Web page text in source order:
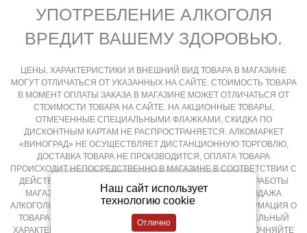
Наш сайт использует
технологию cookie
УПОТРЕБЛЕНИЕ АЛКОГОЛЯ
ВРЕДИТ ВАШЕМУ ЗДОРОВЬЮ.
ЦЕНЫ, ХАРАКТЕРИСТИКИ И ВНЕШНИЙ ВИД ТОВАРА В МАГАЗИНЕ
МОГУТ ОТЛИЧАТЬСЯ ОТ УКАЗАННЫХ НА САЙТЕ. СТОИМОСТЬ ТОВАРА
В МОМЕНТ ОПЛАТЫ ЗАКАЗА В МАГАЗИНЕ МОЖЕТ ОТЛИЧАТЬСЯ ОТ
СТОИМОСТИ ТОВАРА НА САЙТЕ. НА АКЦИОННЫЕ ТОВАРЫ,
ОТМЕЧЕННЫЕ СПЕЦИАЛЬНЫМИ ФЛАЖКАМИ, СКИДКА ПО
ДИСКОНТНЫМ КАРТАМ НЕ РАСПРОСТРАНЯЕТСЯ. АЛКОМАРКЕТ
«ВИНОГРАД» НЕ ОСУЩЕСТВЛЯЕТ ДИСТАНЦИОННУЮ ТОРГОВЛЮ,
ДОСТАВКА ТОВАРА НЕ ПРОИЗВОДИТСЯ, ОПЛАТА ТОВАРА
ПРОИСХОДИТ НЕПОСРЕДСТВЕННО В МАГАЗИНЕ В СООТВЕТСТВИИ С
ДЕЙСТВУЮЩИМ ЗАКОНОДАТЕЛЬСТВОМ РФ И РЕЖИМОМ РАБОТЫ
МАГАЗИНА, КРУГЛОСУТОЧНАЯ И ДИСТАНЦИОННАЯ ПРОДАЖА
АЛКОГОЛЬНОЙ ПРОДУКЦИИ НЕ ОСУЩЕСТВЛЯЕТСЯ. ИНФОРМАЦИЯ О
ТОВАРАХ, РАЗМЕЩЕННАЯ НА САЙТЕ НОСИТ ОЗНАКОМИТЕЛЬНЫЙ
ХАРАКТЕР, ПОДРОБНОСТИ О ПРИОБРЕТЕНИИ ТОВАРОВ УТОЧНЯЙТЕ